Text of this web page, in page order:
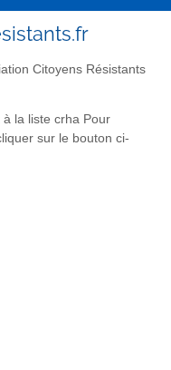
Citoyens Résistants
la liste crha Pour
sur le bouton ci-